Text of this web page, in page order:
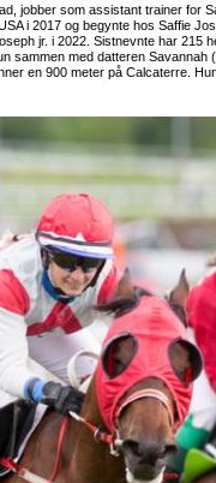
jobber som assistant trainer for
i 2017 og begynte hos Saffie
jr. i 2022. Sistnevnte har 215
sammen med datteren Savannah
en 900 meter på Calcaterre.